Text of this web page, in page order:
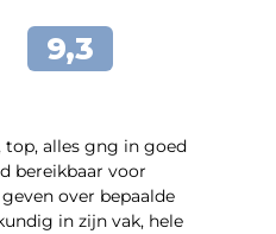
top, alles gng in goed
bereikbaar voor
over bepaalde
in zijn vak, hele